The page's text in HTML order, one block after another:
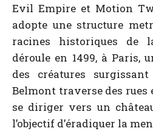
Evil Empire et Motion
adopte une structure
racines historiques de
déroule en 1499, à Paris,
des créatures
Belmont traverse des
se diriger vers un
l’objectif d’éradiquer la